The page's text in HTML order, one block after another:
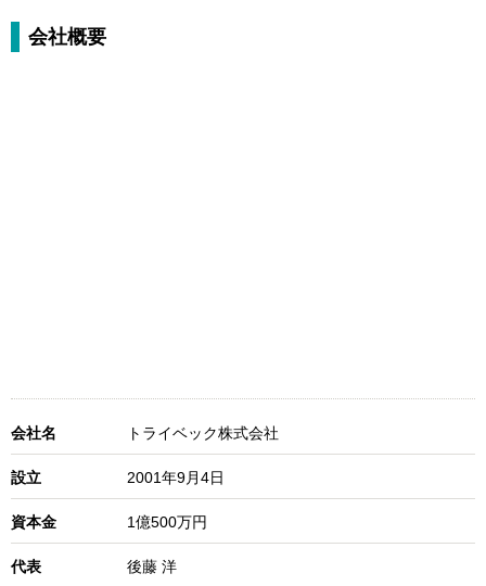
会社概要
会社名 トライベック株式会社
設立 2001年9月4日
資本金 1億500万円
代表 後藤 洋